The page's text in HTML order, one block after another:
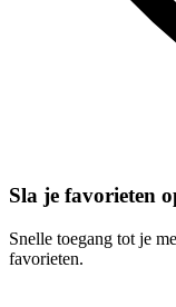
Sla je favorieten
Snelle toegang tot je
favorieten.